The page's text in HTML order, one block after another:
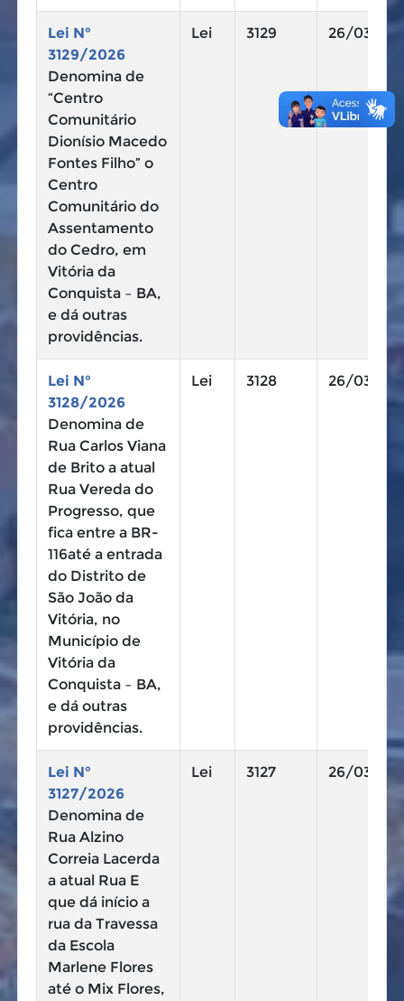
Lei N°
3129/2026
Denomina de
“Centro
Comunitário
Dionísio Macedo
Fontes Filho” o
Centro
Comunitário do
Assentamento
do Cedro, em
Vitória da
Conquista – BA,
e dá outras
providências.
Lei 3129 26/03/
Lei N°
3128/2026
Denomina de
Rua Carlos Viana
de Brito a atual
Rua Vereda do
Progresso, que
fica entre a BR-
116até a entrada
do Distrito de
São João da
Vitória, no
Município de
Vitória da
Conquista – BA,
e dá outras
providências.
Lei 3128 26/03/
Lei N°
3127/2026
Denomina de
Rua Alzino
Correia Lacerda
a atual Rua E
que dá início a
rua da Travessa
da Escola
Marlene Flores
até o Mix Flores,
Lei 3127 26/03/